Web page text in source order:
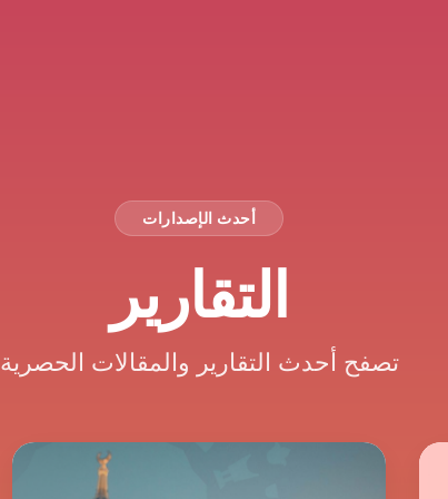
أحدث الإصدارات
التقارير
تصفح أحدث التقارير والمقالات الحصرية